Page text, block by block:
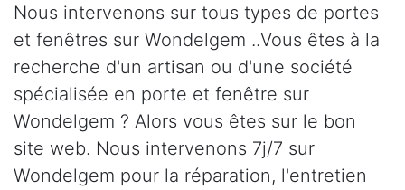
Nous intervenons sur tous types de portes
et fenêtres sur Wondelgem ..Vous êtes à la
recherche d'un artisan ou d'une société
spécialisée en porte et fenêtre sur
Wondelgem ? Alors vous êtes sur le bon
site web. Nous intervenons 7j/7 sur
Wondelgem pour la réparation, l'entretien